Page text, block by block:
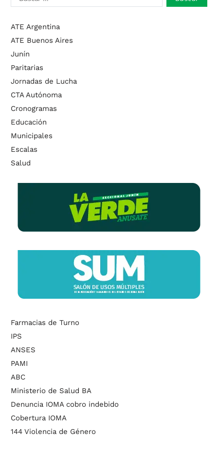
ATE Argentina
ATE Buenos Aires
Junín
Paritarias
Jornadas de Lucha
CTA Autónoma
Cronogramas
Educación
Municipales
Escalas
Salud
Farmacias de Turno
IPS
ANSES
PAMI
ABC
Ministerio de Salud BA
Denuncia IOMA cobro indebido
Cobertura IOMA
144 Violencia de Género